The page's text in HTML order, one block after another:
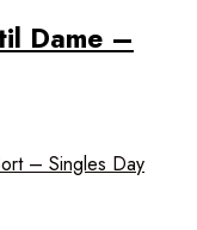
Dame –